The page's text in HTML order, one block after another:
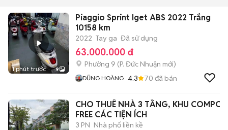
1 phút trước 9
Piaggio Sprint Iget ABS 2022 Trắng
10158 km
2022 Tay ga Đã sử dụng
63.000.000 đ
Phường 9 (P. Đức Nhuận mới)
DŨNG HOÀNG 4.3 70 đã bán
CHO THUÊ NHÀ 3 TẦNG, KHU
FREE CÁC TIỆN ÍCH
3 PN Nhà phố liền kề